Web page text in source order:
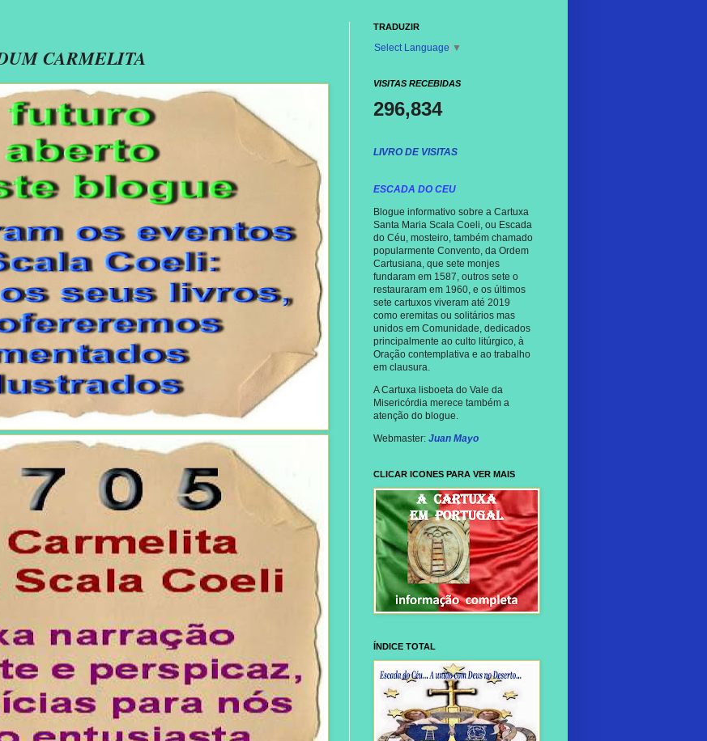
CARMELITA
TRADUZIR
Select Language ▼
VISITAS RECEBIDAS
296,834
LIVRO DE VISITAS
ESCADA DO CEU
Blogue informativo sobre a Cartuxa
Santa Maria Scala Coeli, ou Escada
do Céu, mosteiro, também chamado
popularmente Convento, da Ordem
Cartusiana, que sete monjes
fundaram em 1587, outros sete o
restauraram em 1960, e os últimos
sete cartuxos viveram até 2019
como eremitas ou solitários mas
unidos em Comunidade, dedicados
principalmente ao culto litúrgico, à
Oração contemplativa e ao trabalho
em clausura.
A Cartuxa lisboeta do Vale da
Misericórdia merece também a
atenção do blogue.
Webmaster: Juan Mayo
CLICAR ICONES PARA VER MAIS
ÍNDICE TOTAL